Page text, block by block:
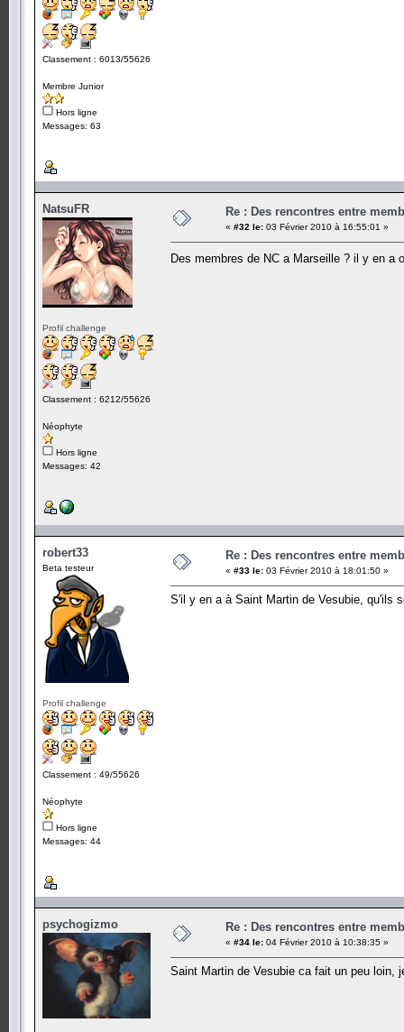
Classement : 6013/55626
Membre Junior
Hors ligne
Messages: 63
NatsuFR
Profil challenge
Classement : 6212/55626
Néophyte
Hors ligne
Messages: 42
Re : Des rencontres entre
« #32 le: 03 Février 2010 à 16:55:01 »
Des membres de NC a Marseille ? il y en a
robert33
Beta testeur
Profil challenge
Classement : 49/55626
Néophyte
Hors ligne
Messages: 44
Re : Des rencontres entre
« #33 le: 03 Février 2010 à 18:01:50 »
S'il y en a à Saint Martin de Vesubie, qu'ils
psychogizmo Re : Des rencontres entre
« #34 le: 04 Février 2010 à 10:38:35 »
Saint Martin de Vesubie ca fait un peu loin,